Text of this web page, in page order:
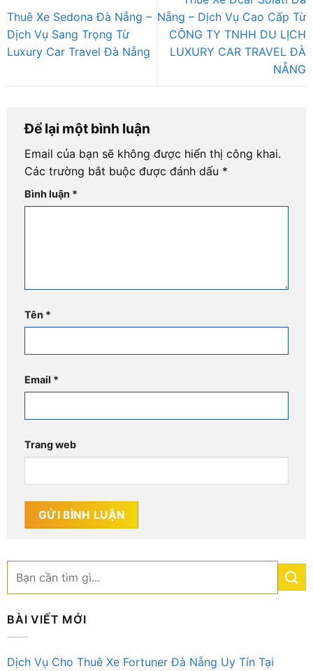
Thuê Xe Sedona Đà Nẵng –
Dịch Vụ Sang Trọng Từ
Luxury Car Travel Đà Nẵng
Nẵng – Dịch Vụ Cao Cấp Từ
CÔNG TY TNHH DU LỊCH
LUXURY CAR TRAVEL ĐÀ
NẴNG
Để lại một bình luận
Email của bạn sẽ không được hiển thị công khai.
Các trường bắt buộc được đánh dấu *
Bình luận *
Tên *
Email *
Trang web
BÀI VIẾT MỚI
Dịch Vụ Cho Thuê Xe Fortuner Đà Nẵng Uy Tín Tại